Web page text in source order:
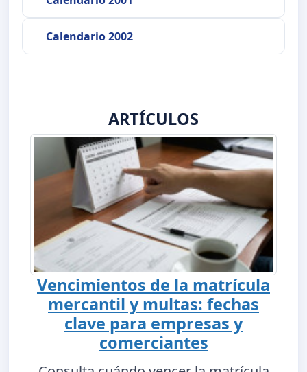
Calendario 2002
ARTÍCULOS
Vencimientos de la matrícula
mercantil y multas: fechas
clave para empresas y
comerciantes